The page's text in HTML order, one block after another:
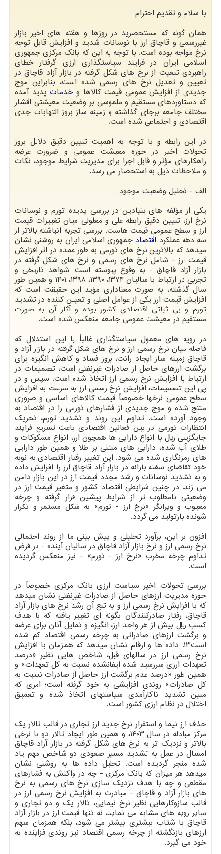
با سلام و تقدیم احترام
همان گونه که مستحضرید در روزها و هفته های اخیر بازار
غیررسمی و قاچاق ارز با نوسانات شدید و افزایش قابل توجه
نرخ مواجه بوده است. با توجه به این که بانک مرکزی جمهوری
اسلامی ایران در فرایند سیاستگذاری ارزی گرفتار خطای
راهبردی تبعیت از نرخ های شکل گرفته در بازار آزاد قاچاق در
تعیین و تعدیل نرخ های رسمی شده است، بنابراین موج
جدیدی از افزایش عمومی قیمت کالاها و خدماتپدید آمده
که دستاوردهای مستقیم و ملموسی بر وضعیت معیشتی اقشار
مختلف جامعه برجای گذاشته و زمینه ساز بروز التهابات جدی
اقتصادی و اجتماعی شده است.
در این رابطه و با توجه به اهمیت تبیین دقیق دلایل بروز
تحولات اخیر در حوزه معیشت عمومی و ضرورت عرضه
راهکارهای مؤثر و قابل اجرا برای مدیریت شرایط موجود، نکات
و ملاحظات ذیل به استحضار می رسد.
الف - تحلیل وضعیت موجود
یکی از مؤلفه های بنیادین در بررسی پدیده تورم و نوسانات
نرخ ارز، تبیین دقیق رابطه علی و معلولی میان تغییرات قیمت
ارز و سطح عمومی قیمت هاست. بررسی تجربه انباشته بالاتر از
سه دهه عملکرد اقتصاد جمهوری اسلامی ایران به روشنی نشان
میدهد که بالاترین نرخ های تورمی به طور عمده در اثر افزایش
قیمت ارز - شامل نرخ های رسمی و نرخ های شکل گرفته در
بازار آزاد قاچاق - به وقوع پیوسته است. شواهد تاریخی و
تجربی در ارتباط با سالیان ۱۳۷۴، ۱۳۹۰، ۱۳۹۸، ۱۴۰۱ و همین طور
سال گذشته، به صورت معناداری مؤید این حقیقت است که
افزایش قیمت ارز یکی از عوامل اصلی و تعیین کننده در تشدید
تورم و بی ثباتی اقتصادی کشور بوده و آثار آن به صورت
مستقیم در معیشت عمومی جامعه منعکس شده است.
در رویه های معمول سیاستگذاری غالباً با این استدلال که
فاصله میان نرخ رسمی ارز و نرخ های شکل گرفته در بازار آزاد و
قاچاق زمینه ساز ایجاد رانت، بروز فساد و کاهش انگیزه برای
برگشت ارزهای حاصل از صادرات غیرنفتی است، تصمیمات در
ارتباط با افزایش نرخ رسمی ارز اتخاذ شده است. سپس و در
پی این تصمیمات، افزایش نرخ رسمی ارز به سرعت به افزایش
سطح عمومی نرخها خصوصاً قیمت کالاهای اساسی و ضروری
منتج شده و موج جدیدی از فشارهای تورمی را در اقتصاد به
وجود آورده است. تداوم این روند و تشدید تورم، تحریک
انتظارات تورمی در بین فعالین اقتصادی باعث تسریع فرایند
جایگزینی ریال با انواع دارایی ها همچون ارز، انواع مسکوکات و
طلای آب شده، دارایی های مبتنی بر طلا و همین طور دارایی
های رمزنگاری شده می شود. این تغییر رفتار اقتصادی به نوبه
خود تقاضای سفته بازانه در بازار آزاد قاچاق ارز را افزایش داده
و به تشدید نوسانات و رشد مجدد قیمت ارز در این بازار دامن
می زند. در چنین شرایطی اقتصاد کشور و متغیر قیمت ارز در
وضعیتی نامطلوب تر از شرایط پیشین قرار گرفته و چرخه
معیوب و ویرانگر «نرخ ارز - تورم» به شکل مستمر و تکرار
شونده بازتولید می گردد.
افزون بر این، برآورد تحلیلی و پیش بینی ما از روند احتمالی
نرخ رسمی ارز و نرخ بازار آزاد قاچاق در سالیان آینده - در فرض
تداوم چرخه مخرب «نرخ ارز - تورم» - نیز منعکس گردیده
است.
بررسی تحولات اخیر سیاست ارزی بانک مرکزی خصوصاً در
حوزه مدیریت ارزهای حاصل از صادرات غیرنفتی نشان میدهد
که با افزایش نرخ رسمی ارز و به تبع آن رشد نرخ های بازار آزاد
قاچاق، رفتار صادرکنندگان بگونه ای تغییر یافته که با هدف
کسب ریال بیش از هر واحد ارز، انگیزه و تمایل آنان برای عرضه
و برگشت ارزهای صادراتی به چرخه رسمی اقتصاد کم شده
است۱۳. داده ها و ارقام نشان میدهد که همزمان با افزایش
نرخ رسمی ارز در سالهای قبل، شاخص هایی نظیر «درصد
تعهدات ارزی سررسید شده ایفانشده نسبت به کل تعهدات» و
همین طور «درصد عدم برگشت ارز حاصل از صادرات نسبت به
کل صادرات» روندی افزایشی به خود گرفته است؛ امری که
مبین تشدید ناکارآمدی سیاستهای اتخاذ شده و تعمیق
اختلال در نظام ارزی کشور است.
حذف ارز نیما و استقرار نرخ جدید ارز تجاری در قالب تالار یک
مرکز مبادله در سال ۱۴۰۳، و همین طور ایجاد تالار دو با نرخی
بالاتر و نزدیک تر به نرخ های شکل گرفته در بازار آزاد قاچاق
امسال در عمل به تشدید مسیر صعودی دو شاخص مهم یاد
شده منجر گردیده است. تحلیل داده ها به روشنی نشان
میدهد هر میزان که بانک مرکزی - چه در واکنش به فشارهای
مقطعی و چه با هدف نزدیک سازی نرخ های رسمی به نرخ
های بازار آزاد و قاچاق - مبادرت به افزایش نرخ رسمی ارز در
قالب سازوکارهایی نظیر نرخ نیمایی، تالار یک و دو تجاری و
سایر رویه های مشابه می نماید، نه تنها قیمت ارز در بازار آزاد
قاچاق با شتاب بیشتری بیشتر می شود، بلکه همزمان سهم
ارزهای بازنگشته از چرخه رسمی اقتصاد نیز روندی فزاینده به
خود می گیرد.